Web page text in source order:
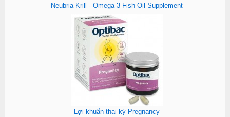
Neubria Krill - Omega-3 Fish Oil Supplement
Lợi khuẩn thai kỳ Pregnancy